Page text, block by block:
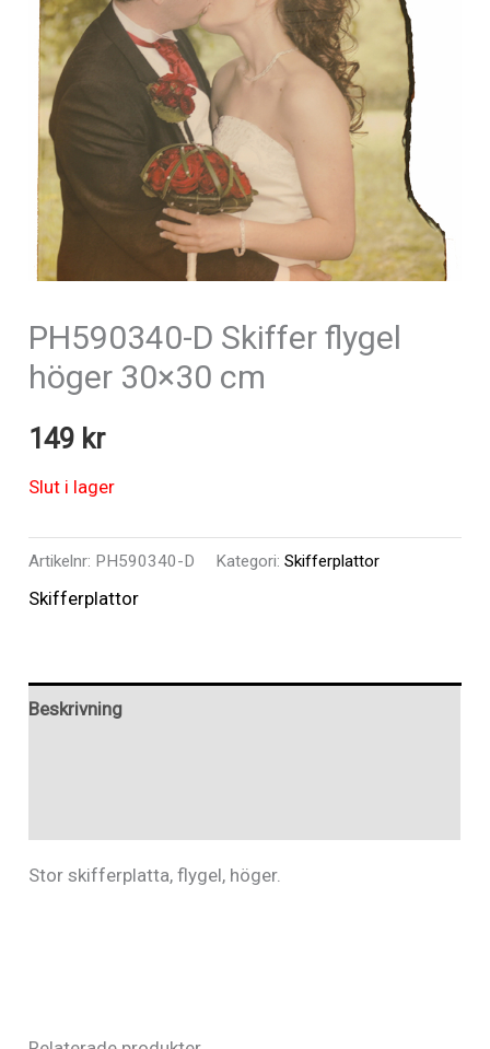
PH590340-D Skiffer flygel
höger 30×30 cm
149 kr
Slut i lager
Artikelnr: PH590340-D Kategori:Skifferplattor
Skifferplattor
Beskrivning
Stor skifferplatta, flygel, höger.